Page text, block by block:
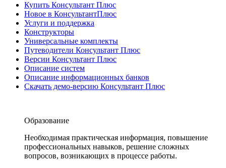
Купить Консультант Плюс
Новое в КонсультантПлюс
Услуги и поддержка
Конструкторы
Универсальные комплекты
Путеводители Консультант Плюс
Версии Консультант Плюс
Описание систем
Описание информационных банков
Скачать демо-версию Консультант Плюс
Образование
Необходимая практическая информация, повышение
профессиональных навыков, решение сложных
вопросов, возникающих в процессе работы.